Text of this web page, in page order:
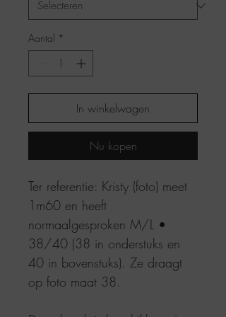
Aantal *
In winkelwagen
Nu kopen
Ter referentie: Kristy (foto) meet
1m60 en heeft
normaalgesproken M/L •
38/40 (38 in onderstuks en
40 in bovenstuks). Ze draagt
op foto maat 38.